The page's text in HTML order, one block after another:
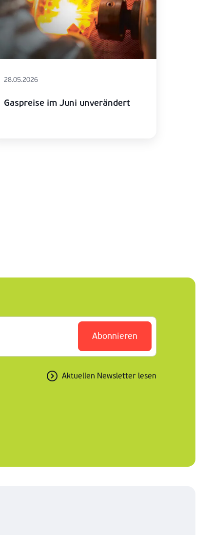
28.05.2026
Gaspreise im Juni unverändert
Abonnieren
Aktuellen Newsletter lesen